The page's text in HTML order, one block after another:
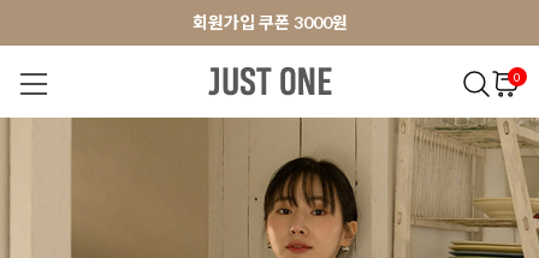
앱 다운로드 10% 할인쿠폰
회원가입 쿠폰 3000원
앱 다운로드 10% 할인쿠폰
0
MADE . J 팬츠 아